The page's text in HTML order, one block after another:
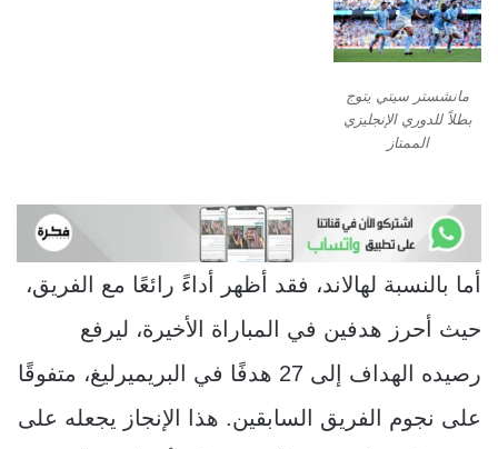
مانشستر سيتي يتوج
بطلاً للدوري الإنجليزي
الممتاز
أما بالنسبة لهالاند، فقد أظهر أداءً رائعًا مع الفريق،
حيث أحرز هدفين في المباراة الأخيرة، ليرفع
رصيده الهداف إلى 27 هدفًا في البريميرليغ، متفوقًا
على نجوم الفريق السابقين. هذا الإنجاز يجعله على